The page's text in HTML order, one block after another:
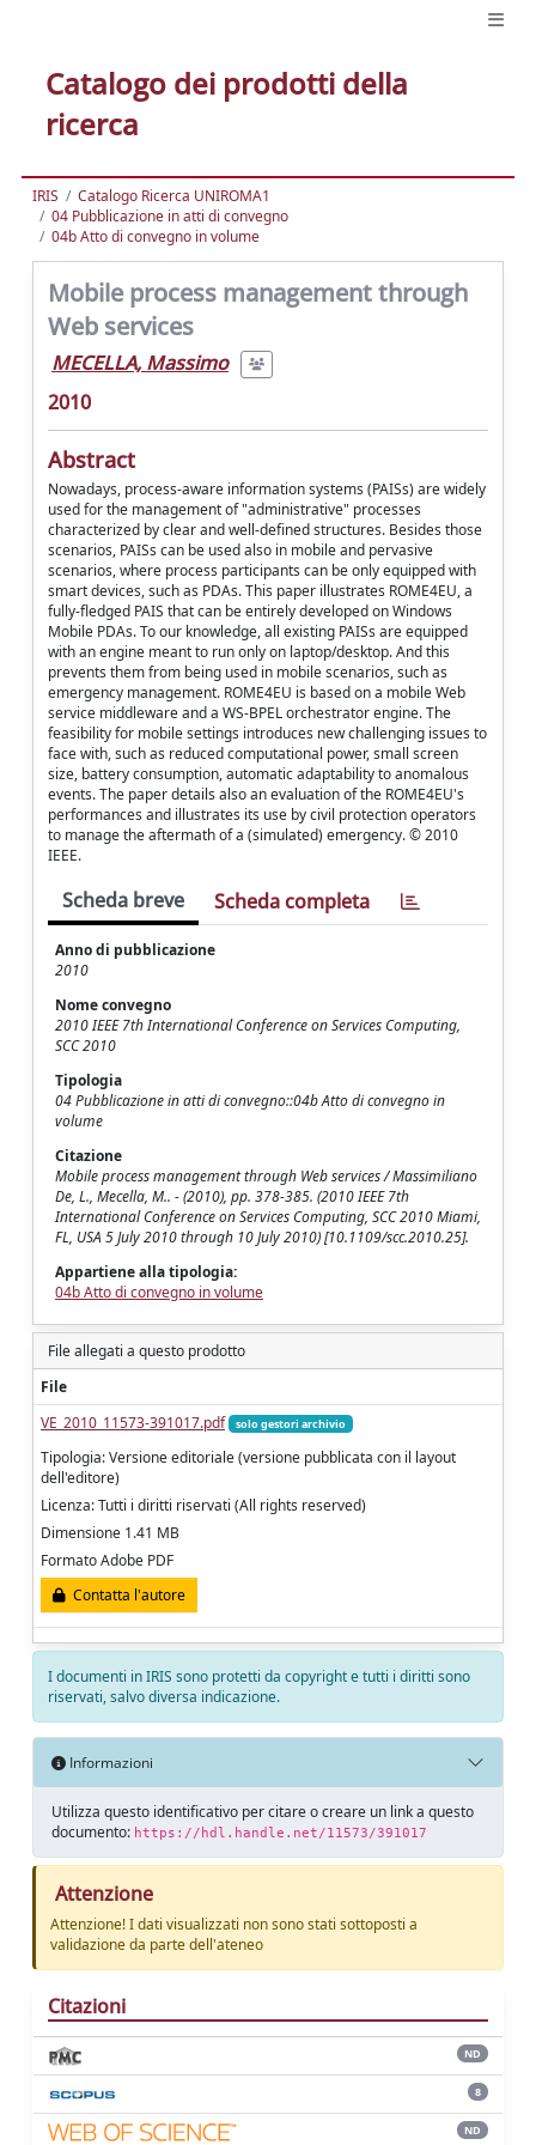
Catalogo dei prodotti della
ricerca
IRIS
Catalogo Ricerca UNIROMA1
04 Pubblicazione in atti di convegno
04b Atto di convegno in volume
Mobile process management through
Web services
MECELLA, Massimo
2010
Abstract
Nowadays, process-aware information systems (PAISs) are widely
used for the management of "administrative" processes
characterized by clear and well-defined structures. Besides those
scenarios, PAISs can be used also in mobile and pervasive
scenarios, where process participants can be only equipped with
smart devices, such as PDAs. This paper illustrates ROME4EU, a
fully-fledged PAIS that can be entirely developed on Windows
Mobile PDAs. To our knowledge, all existing PAISs are equipped
with an engine meant to run only on laptop/desktop. And this
prevents them from being used in mobile scenarios, such as
emergency management. ROME4EU is based on a mobile Web
service middleware and a WS-BPEL orchestrator engine. The
feasibility for mobile settings introduces new challenging issues to
face with, such as reduced computational power, small screen
size, battery consumption, automatic adaptability to anomalous
events. The paper details also an evaluation of the ROME4EU's
performances and illustrates its use by civil protection operators
to manage the aftermath of a (simulated) emergency. © 2010
IEEE.
Scheda breve Scheda completa
Anno di pubblicazione
2010
Nome convegno
2010 IEEE 7th International Conference on Services Computing,
SCC 2010
Tipologia
04 Pubblicazione in atti di convegno::04b Atto di convegno in
volume
Citazione
Mobile process management through Web services / Massimiliano
De, L., Mecella, M.. - (2010), pp. 378-385. (2010 IEEE 7th
International Conference on Services Computing, SCC 2010 Miami,
FL, USA 5 July 2010 through 10 July 2010) [10.1109/scc.2010.25].
Appartiene alla tipologia:
04b Atto di convegno in volume
File allegati a questo prodotto
File
VE_2010_11573-391017.pdf
solo gestori archivio
Tipologia: Versione editoriale (versione pubblicata con il layout
dell'editore)
Licenza: Tutti i diritti riservati (All rights reserved)
Dimensione 1.41 MB
Formato Adobe PDF
Contatta l'autore
I documenti in IRIS sono protetti da copyright e tutti i diritti sono
riservati, salvo diversa indicazione.
Informazioni
Utilizza questo identificativo per citare o creare un link a questo
documento: https://hdl.handle.net/11573/391017
Attenzione
Attenzione! I dati visualizzati non sono stati sottoposti a
validazione da parte dell'ateneo
Citazioni
ND
8
ND